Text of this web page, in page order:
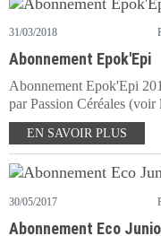
31/03/2018
Abonnement Epok'Epi
Abonnement Epok'Epi
par Passion Céréales
EN SAVOIR PLUS
30/05/2017
Abonnement Eco